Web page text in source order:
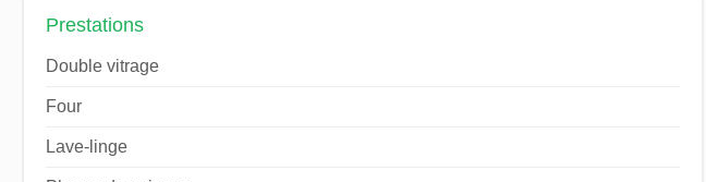
Prestations
Double vitrage
Four
Lave-linge